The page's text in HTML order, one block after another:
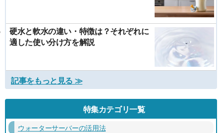
硬水と軟水の違い・特徴は？それぞれに
適した使い分け方を解説
記事をもっと見る ≫
特集カテゴリ一覧
ウォーターサーバーの活用法